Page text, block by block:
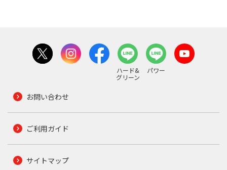
ハード&
グリーン
パワー
お問い合わせ
ご利用ガイド
サイトマップ